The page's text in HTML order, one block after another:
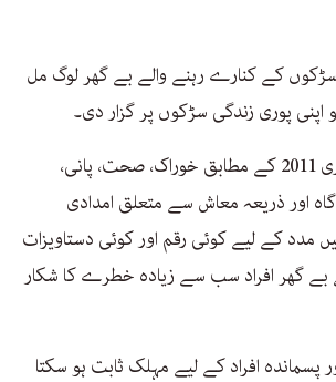
کے کنارے رہنے والے بے گھر لوگ مل
پوری زندگی سڑکوں پر گزار دی۔
ہندوستانی مردم شماری 2011 کے مطابق خوراک، صحت، پانی،
گاہ اور ذریعہ معاش سے متعلق امدادی
مدد کے لیے کوئی رقم اور کوئی دستاویزات
گھر افراد سب سے زیادہ خطرے کا شکار
پسماندہ افراد کے لیے مہلک ثابت ہو سکتا